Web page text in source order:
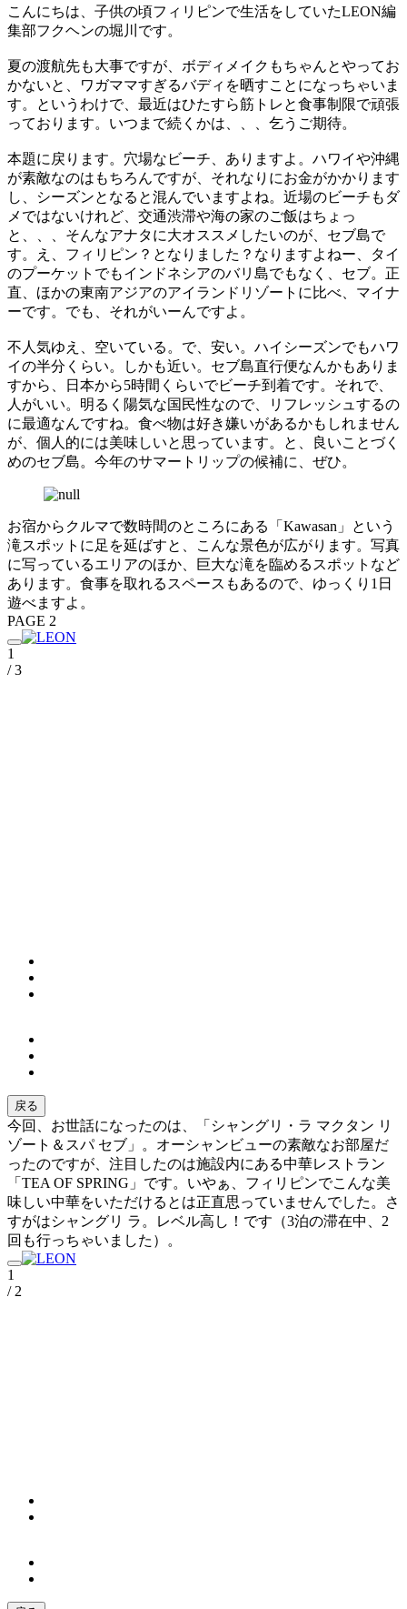
こんにちは、子供の頃フィリピンで生活をしていたLEON編
集部フクヘンの堀川です。
夏の渡航先も大事ですが、ボディメイクもちゃんとやってお
かないと、ワガママすぎるバディを晒すことになっちゃいま
す。というわけで、最近はひたすら筋トレと食事制限で頑張
っております。いつまで続くかは、、、乞うご期待。
本題に戻ります。穴場なビーチ、ありますよ。ハワイや沖縄
が素敵なのはもちろんですが、それなりにお金がかかります
し、シーズンとなると混んでいますよね。近場のビーチもダ
メではないけれど、交通渋滞や海の家のご飯はちょっ
と、、、そんなアナタに大オススメしたいのが、セブ島で
す。え、フィリピン？となりました？なりますよねー、タイ
のプーケットでもインドネシアのバリ島でもなく、セブ。正
直、ほかの東南アジアのアイランドリゾートに比べ、マイナ
ーです。でも、それがいーんですよ。
不人気ゆえ、空いている。で、安い。ハイシーズンでもハワ
イの半分くらい。しかも近い。セブ島直行便なんかもありま
すから、日本から5時間くらいでビーチ到着です。それで、
人がいい。明るく陽気な国民性なので、リフレッシュするの
に最適なんですね。食べ物は好き嫌いがあるかもしれません
が、個人的には美味しいと思っています。と、良いことづく
めのセブ島。今年のサマートリップの候補に、ぜひ。
お宿からクルマで数時間のところにある「Kawasan」という
滝スポットに足を延ばすと、こんな景色が広がります。写真
に写っているエリアのほか、巨大な滝を臨めるスポットなど
あります。食事を取れるスペースもあるので、ゆっくり1日
遊べますよ。
PAGE 2
1
/ 3
戻る
今回、お世話になったのは、「シャングリ・ラ マクタン リ
ゾート＆スパ セブ」。オーシャンビューの素敵なお部屋だ
ったのですが、注目したのは施設内にある中華レストラン
「TEA OF SPRING」です。いやぁ、フィリピンでこんな美
味しい中華をいただけるとは正直思っていませんでした。さ
すがはシャングリ ラ。レベル高し！です（3泊の滞在中、2
回も行っちゃいました）。
1
/ 2